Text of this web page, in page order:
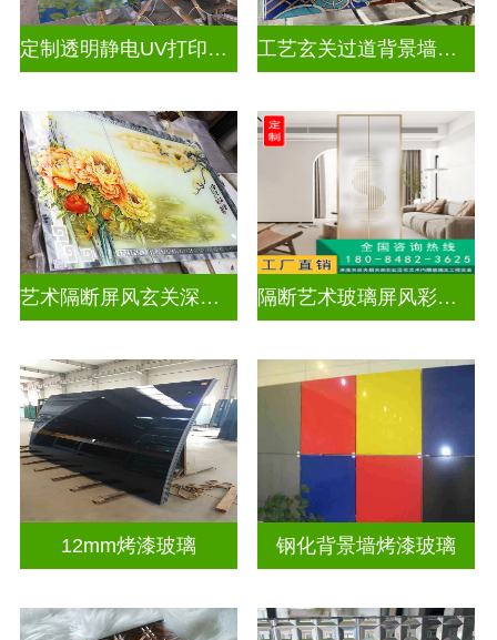
定制透明静电UV打印加工 工艺玄关过道背景墙画uv打印玻璃
艺术隔断屏风玄关深雕双面效果 隔断艺术玻璃屏风彩绘深雕浮雕玻璃
12mm烤漆玻璃 钢化背景墙烤漆玻璃